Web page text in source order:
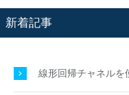
新着記事
線形回帰チャネルを